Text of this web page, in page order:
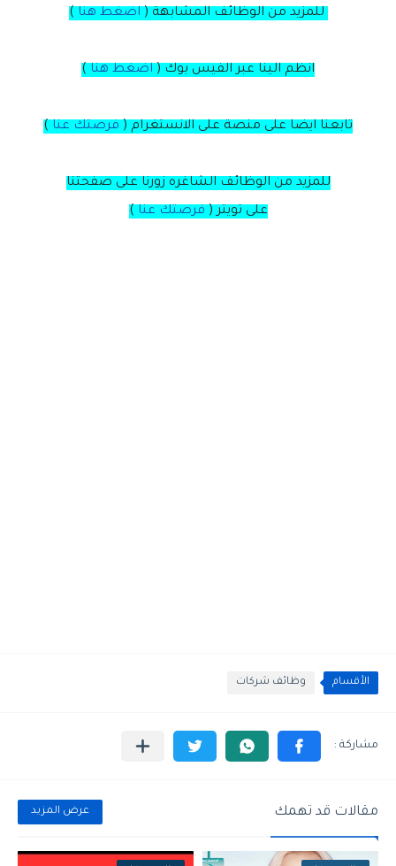
للمزيد من الوظائف المشابهة ( اضغط هنا )
انظم الينا عبر الفيس بوك ( اضغط هنا )
تابعنا ايضا على منصة على الانستغرام ( فرصتك عنا )
للمزيد من الوظائف الشاغره زورنا على صفحتنا
على تويتر( فرصتك عنا )
الأقسام وظائف شركات
مقالات قد تهمك عرض المزيد